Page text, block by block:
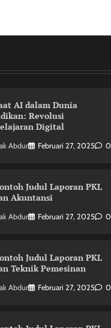
AI dalam Dunia
Revolusi
Digital
Abdur Februari 27, 2025 0
Judul Laporan PKL
Akuntansi
Abdur Februari 27, 2025 0
Judul Laporan PKL
Teknik Pemesinan
Abdur Februari 27, 2025 0